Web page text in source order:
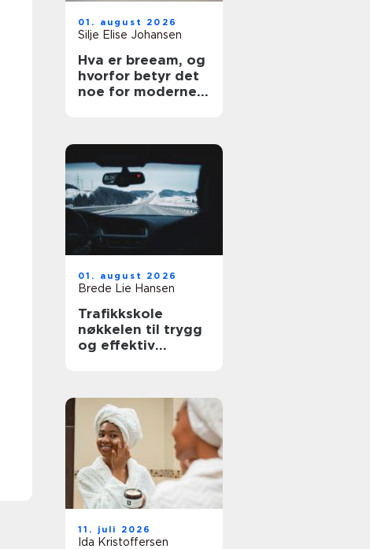
01. august 2026
Silje Elise Johansen
Hva er breeam, og
hvorfor betyr det
noe for moderne
01. august 2026
Brede Lie Hansen
Trafikkskole
nøkkelen til trygg
og effektiv
11. juli 2026
Ida Kristoffersen